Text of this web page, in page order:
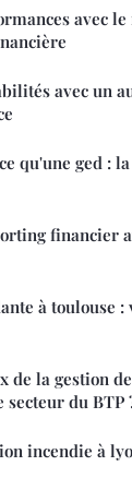
avec
avec un
qu'une ged :
financier
à toulouse
de la gestion
secteur du BTP
incendie à